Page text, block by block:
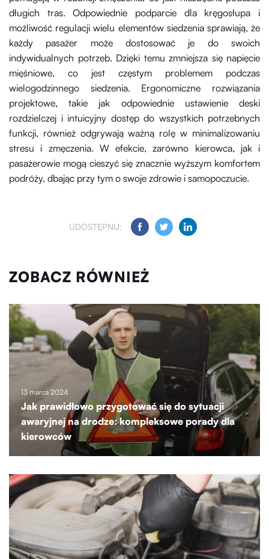
długich tras. Odpowiednie podparcie dla kręgosłupa i
możliwość regulacji wielu elementów siedzenia sprawiają, że
każdy pasażer może dostosować je do swoich
indywidualnych potrzeb. Dzięki temu zmniejsza się napięcie
mięśniowe, co jest częstym problemem podczas
wielogodzinnego siedzenia. Ergonomiczne rozwiązania
projektowe, takie jak odpowiednie ustawienie deski
rozdzielczej i intuicyjny dostęp do wszystkich potrzebnych
funkcji, również odgrywają ważną rolę w minimalizowaniu
stresu i zmęczenia. W efekcie, zarówno kierowca, jak i
pasażerowie mogą cieszyć się znacznie wyższym komfortem
podróży, dbając przy tym o swoje zdrowie i samopoczucie.
UDOSTĘPNIJ:
ZOBACZ RÓWNIEŻ
13 marca 2024
Jak prawidłowo przygotować się do sytuacji
awaryjnej na drodze: kompleksowe porady dla
kierowców